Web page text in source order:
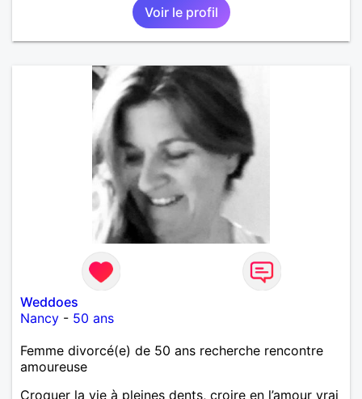
Voir le profil
Weddoes
Nancy - 50 ans
Femme divorcé(e) de 50 ans recherche rencontre
amoureuse
Croquer la vie à pleines dents, croire en l’amour vrai